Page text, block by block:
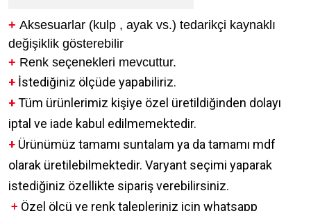
+ Aksesuarlar (kulp , ayak vs.) tedarikçi kaynaklı
değişiklik gösterebilir
+ Renk seçenekleri mevcuttur.
+ İstediğiniz ölçüde yapabiliriz.
+Tüm ürünlerimiz kişiye özel üretildiğinden dolayı
iptal ve iade kabul edilmemektedir.
+ Ürünümüz tamamı suntalam ya da tamamı mdf
olarak üretilebilmektedir. Varyant seçimi yaparak
istediğiniz özellikte sipariş verebilirsiniz.
+ Özel ölçü ve renk talepleriniz için whatsapp